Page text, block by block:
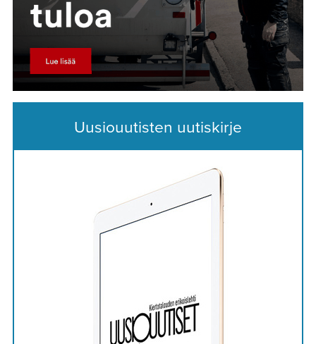
Uusiouutisten uutiskirje